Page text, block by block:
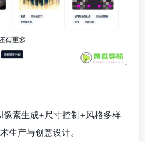
素生成+尺寸控制+风格多样
生产与创意设计。